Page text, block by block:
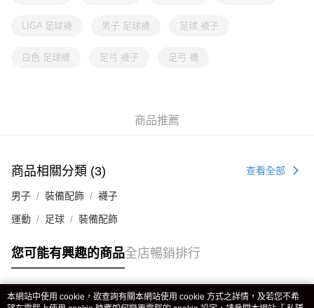
LIGA 足球襪 男子 足球襪 足球 襪子
白色 足球襪 足弓 襪子 足弓 襪
商品推薦
商品相關分類 (3) 查看全部
男子 裝備配飾 襪子
運動 足球 裝備配飾
您可能有興趣的商品全店暢銷排行
本網站中使用 cookie，欲查詢有關本網站使用 cookie 方式之詳情，及若您不希